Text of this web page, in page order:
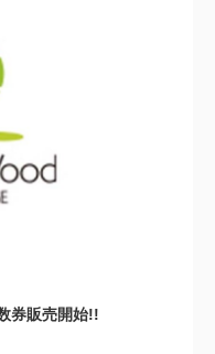
券販売開始!!